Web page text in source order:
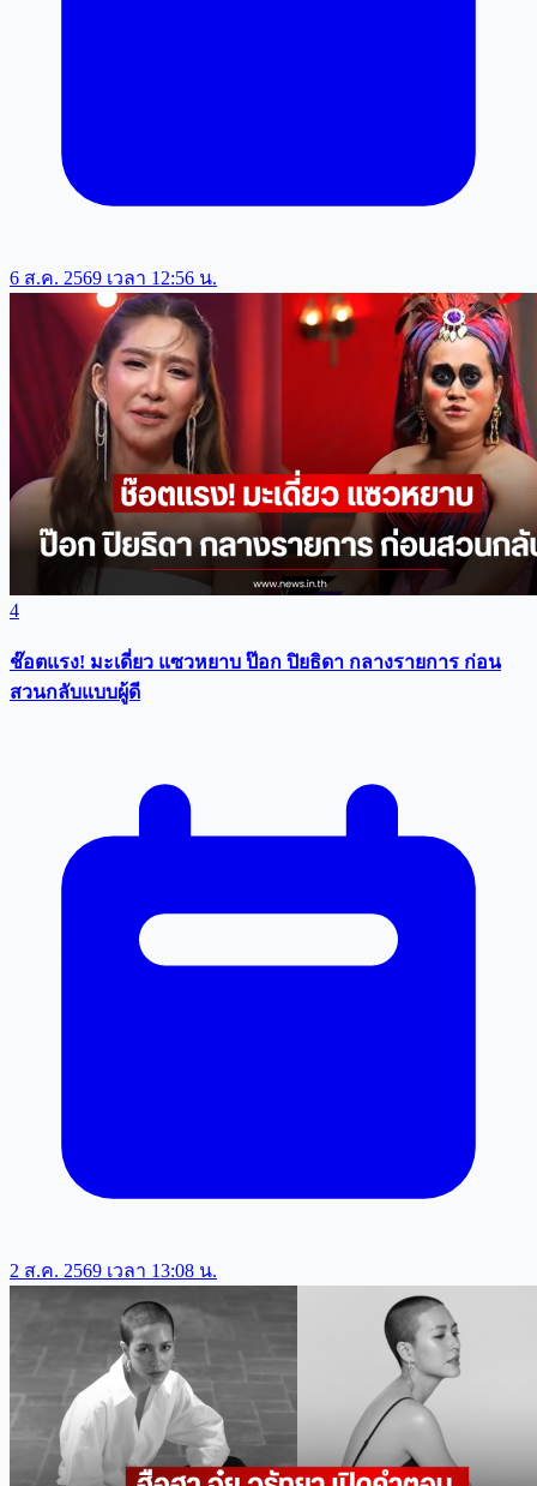
6 ส.ค. 2569 เวลา 12:56 น.
4
ช๊อตแรง! มะเดี่ยว แซวหยาบ ป๊อก ปิยธิดา กลางรายการ ก่อน
สวนกลับแบบผู้ดี
2 ส.ค. 2569 เวลา 13:08 น.